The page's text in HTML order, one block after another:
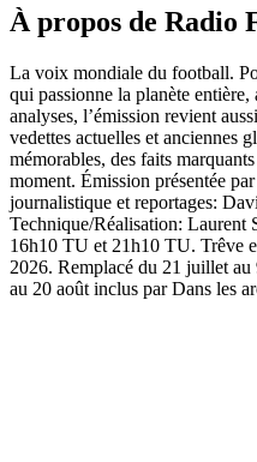
À propos de Radio
La voix mondiale du football.
qui passionne la planète entière,
analyses, l’émission revient
vedettes actuelles et anciennes
mémorables, des faits
moment. Émission présentée
journalistique et reportages:
Technique/Réalisation: Laurent
16h10 TU et 21h10 TU. Trêve
2026. Remplacé du 21 juillet
au 20 août inclus par Dans les